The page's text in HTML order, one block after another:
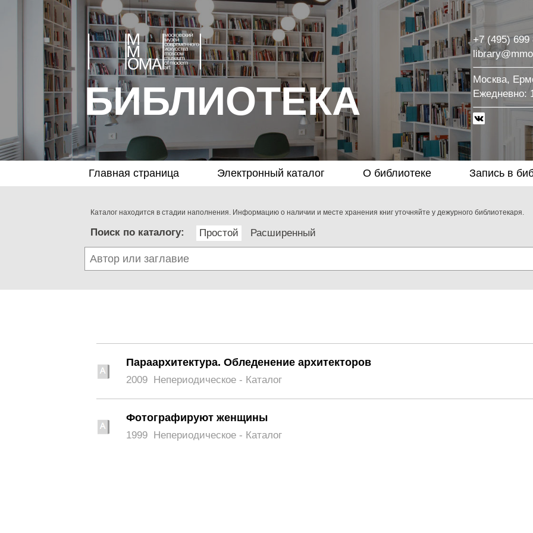
БИБЛИОТЕКА
+7 (495) 699
Москва,
Eжедневно:
Главная страница Электронный каталог О библиотеке Запись в
Каталог находится в стадии наполнения. Информацию о наличии и месте хранения книг уточняйте у дежурного библиотекаря.
Поиск по каталогу: Простой Расширенный
Параархитектура. Обледенение архитекторов
2009 Непериодическое - Каталог
Фотографируют женщины
1999 Непериодическое - Каталог